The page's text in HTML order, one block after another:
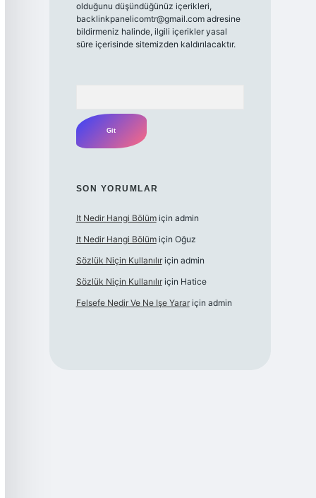
olduğunu düşündüğünüz içerikleri,
backlinkpanelicomtr@gmail.comadresine
bildirmeniz halinde, ilgili içerikler yasal
süre içerisinde sitemizden kaldırılacaktır.
SON YORUMLAR
It Nedir Hangi Bölümiçin admin
It Nedir Hangi Bölümiçin Oğuz
Sözlük Niçin Kullanılıriçin admin
Sözlük Niçin Kullanılıriçin Hatice
Felsefe Nedir Ve Ne Işe Yarariçin admin